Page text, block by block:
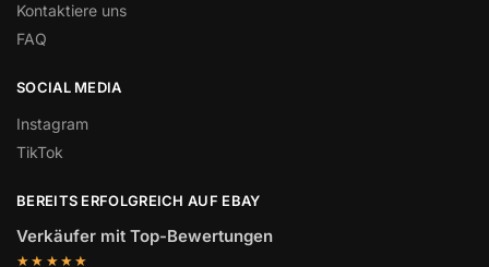
Kontaktiere uns
FAQ
SOCIAL MEDIA
Instagram
TikTok
BEREITS ERFOLGREICH AUF EBAY
Verkäufer mit Top-Bewertungen
★★★★★